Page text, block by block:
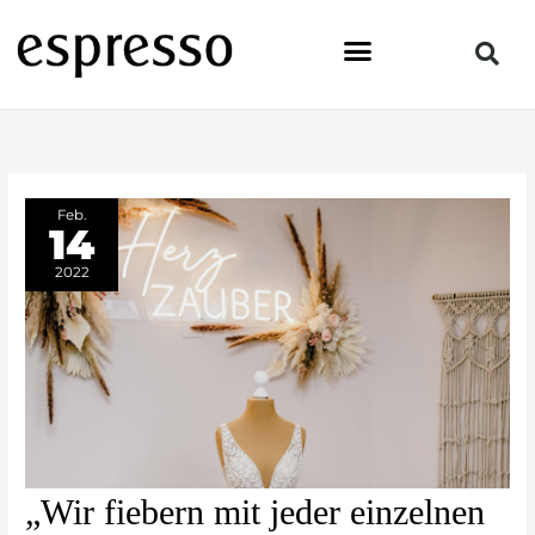
Inhalt
springen
Feb.
14
2022
„Wir fiebern mit jeder einzelnen
„Wir